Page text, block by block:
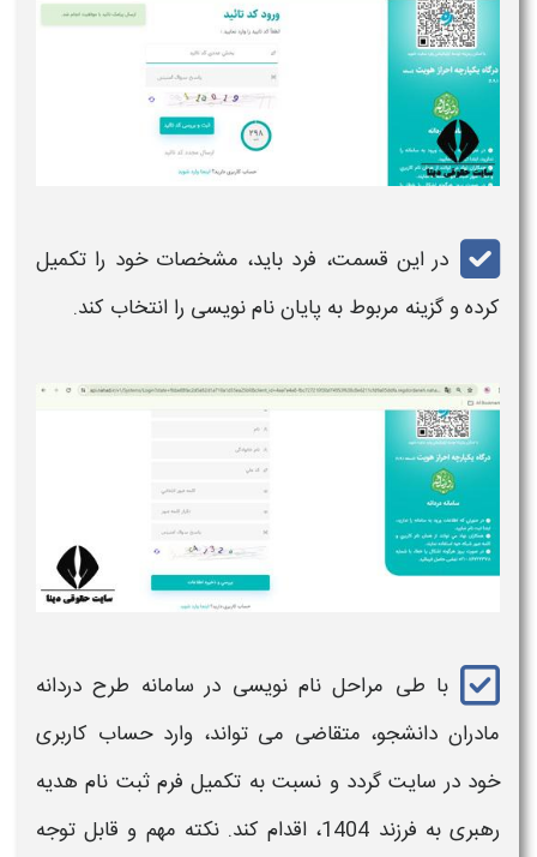
در این قسمت، فرد باید، مشخصات خود را تکمیل
کرده و گزینه مربوط به پایان نام نویسی را انتخاب کند.
با طی مراحل نام نویسی در سامانه طرح دردانه
مادران دانشجو، متقاضی می تواند، وارد حساب کاربری
خود در سایت گردد و نسبت به تکمیل فرمثبت نام هدیه
رهبری به فرزند 1404
، اقدام کند. نکته مهم و قابل توجه